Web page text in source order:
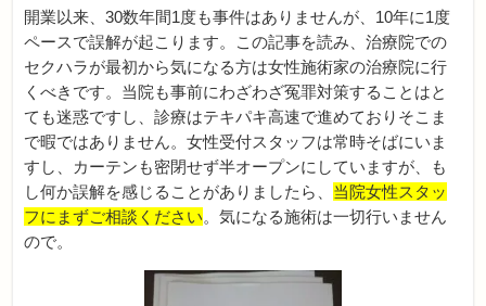
開業以来、30数年間1度も事件はありませんが、10年に1度
ペースで誤解が起こります。この記事を読み、治療院での
セクハラが最初から気になる方は女性施術家の治療院に行
くべきです。当院も事前にわざわざ冤罪対策することはと
ても迷惑ですし、診療はテキパキ高速で進めておりそこま
で暇ではありません。女性受付スタッフは常時そばにいま
すし、カーテンも密閉せず半オープンにしていますが、も
し何か誤解を感じることがありましたら、 当院女性スタッ
フにまずご相談ください。気になる施術は一切行いません
ので。